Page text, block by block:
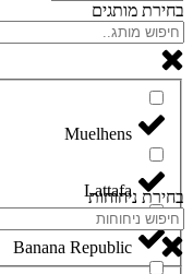
בחירת מותגים
Lattafa
Banana Republic
בחירת ניחוחות